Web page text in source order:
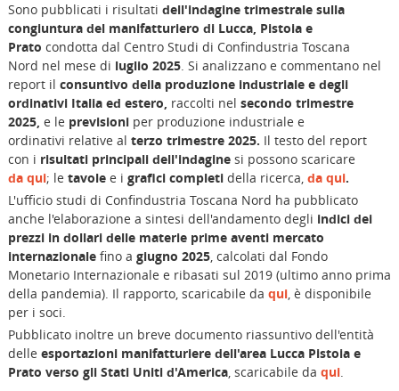
Sono pubblicati i risultati dell'indagine trimestrale sulla
congiuntura del manifatturiero di Lucca, Pistoia e
Prato condotta dal Centro Studi di Confindustria Toscana
Nord nel mese di luglio 2025. Si analizzano e commentano nel
report il consuntivo della produzione industrialee degli
ordinativi Italia ed estero, raccolti nel secondo trimestre
2025, e le previsioni per produzione industriale e
ordinativi relative al terzo trimestre 2025. Il testo del report
con i risultati principali dell'indaginesi possono scaricare
da qui; le tavole e i grafici completidella ricerca, da qui.
L'ufficio studi di Confindustria Toscana Nord ha pubblicato
anche l'elaborazione a sintesi dell'andamento degli indici dei
prezzi in dollari delle materie prime aventi mercato
internazionalefino a giugno 2025, calcolati dal Fondo
Monetario Internazionale e ribasati sul 2019 (ultimo anno prima
della pandemia). Il rapporto, scaricabile da qui, è disponibile
per i soci.
Pubblicato inoltre un breve documento riassuntivo dell'entità
delle esportazioni manifatturiere dell'area Lucca Pistoia e
Prato verso gli Stati Uniti d'America, scaricabile da qui.